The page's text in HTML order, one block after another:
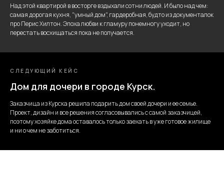
Над этой квартирой в восторге вздыхали сотни людей. И было над чем:
самая дорогая кухня, "умный дом", гардеробная, будто из документалок
про Перис Хилтон. Эпоха любви к гламуру понемногу уходит, но
перестать восхищаться пока не получается.
СЛЕДУЮЩИЙ КЕЙС
Дом для дочери в городе Курск.
Заказчица из Курска решила подарить дом своей дочери и ее семье.
Проект, дизайн и все решения согласовывались с самой заказчицей,
поэтому хозяйке дома оставалось только заехать в уже готовое жилище
и ни о чем не заботиться.